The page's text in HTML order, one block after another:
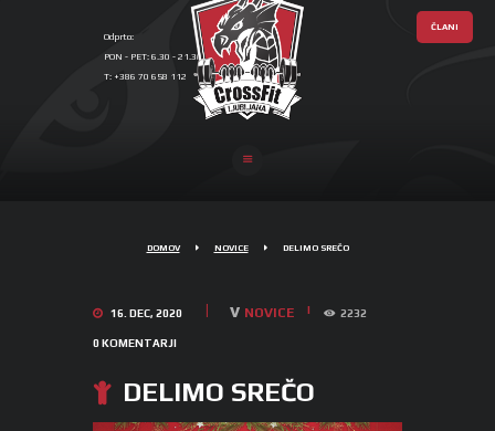
ČLANI
Odprto:
PON - PET: 6.30 - 21.30, SOB: 17.00 - 19.00
T: +386 70 658 112
DOMOV NOVICE DELIMO SREČO
16. DEC, 2020 v NOVICE 2232
0KOMENTARJI
DELIMO SREČO